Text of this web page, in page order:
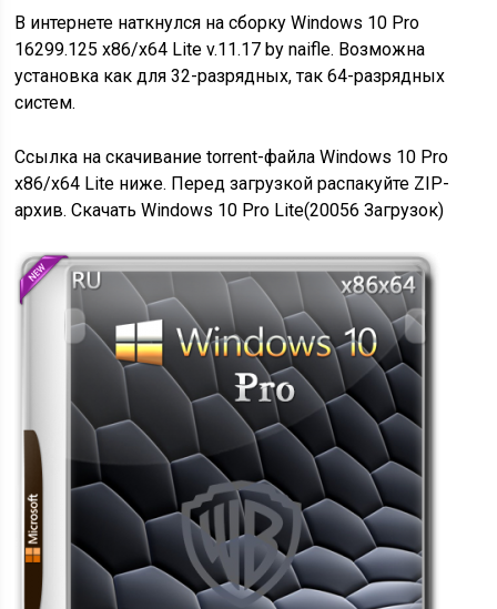
В интернете наткнулся на сборку Windows 10 Pro
16299.125 x86/x64 Lite v.11.17 by naifle. Возможна
установка как для 32-разрядных, так 64-разрядных
систем.
Ссылка на скачивание torrent-файла Windows 10 Pro
x86/x64 Lite ниже. Перед загрузкой распакуйте ZIP-
архив. Скачать Windows 10 Pro Lite(20056 Загрузок)